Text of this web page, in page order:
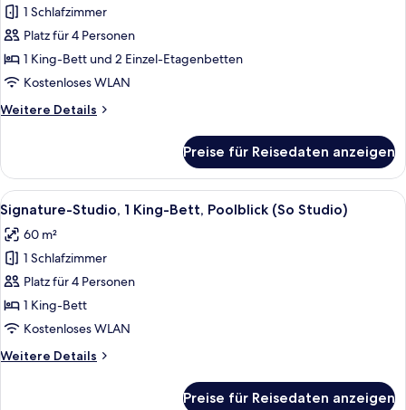
Kids
House)
Mehrere
Betten,
Gartenblick
(So
anzeigen
1 Schlafzimmer
Platz für 4 Personen
1 King-Bett und 2 Einzel-Etagenbetten
Kostenloses WLAN
Weitere Details
Weitere
Mehrere
Betten,
Gartenblick
(So
Family)
Preise für Reisedaten anzeigen
Alle
Fotos
für
Signature-
Studio,
1 King-
Bett,
(So
Ein Hotelzimmer mit einem Bett,
9
Signature-Studio, 1 King-Bett, Poolblick (So Studio)
60 m²
1 Schlafzimmer
Platz für 4 Personen
1 King-Bett
Kostenloses WLAN
Weitere Details
Weitere
Preise für Reisedaten anzeigen